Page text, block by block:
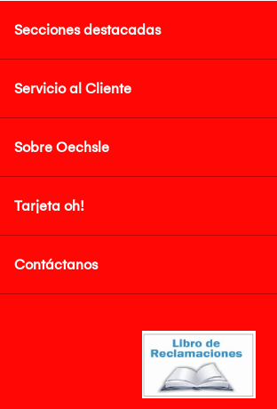
Secciones destacadas
Servicio al Cliente
Sobre Oechsle
Tarjeta oh!
Contáctanos